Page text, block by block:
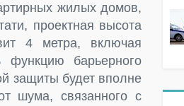
жилых домов,
проектная высота
4 метра, включая
барьерного
защиты будет вполне
шума, связанного с